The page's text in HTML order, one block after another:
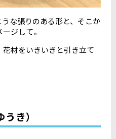
な張りのある形と、そこか
ジして。
材をいきいきと引き立て
き）